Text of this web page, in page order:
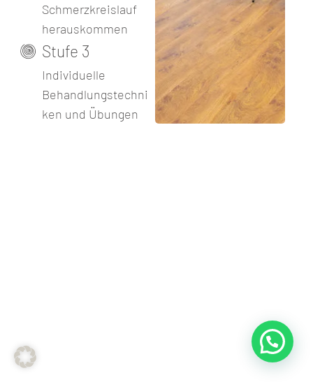
Schmerzkreislauf
herauskommen
Stufe 3
Individuelle
Behandlungstechni
ken und Übungen